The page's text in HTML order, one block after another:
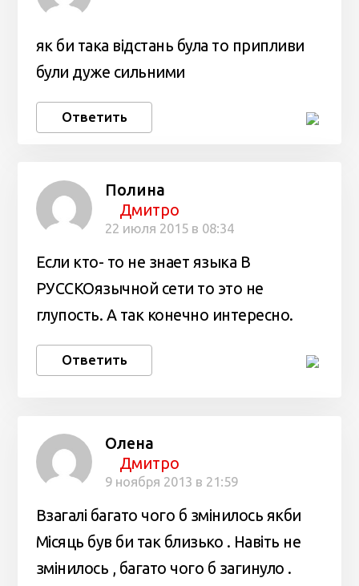
як би така відстань була то припливи
були дуже сильними
Ответить
Полина
Дмитро
22 июля 2015 в 08:34
Если кто- то не знает языка В
РУССКОязычной сети то это не
глупость. А так конечно интересно.
Ответить
Олена
Дмитро
9 ноября 2013 в 21:59
Взагалі багато чого б змінилось якби
Місяць був би так близько . Навіть не
змінилось , багато чого б загинуло .